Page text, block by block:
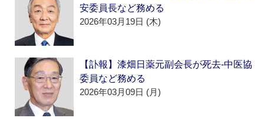
安委員長など務める
2026年03月19日 (木)
【訃報】漆畑日薬元副会長が死去‐中医協
委員など務める
2026年03月09日 (月)